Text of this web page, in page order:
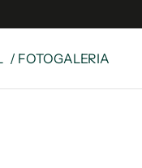
/ FOTOGALERIA